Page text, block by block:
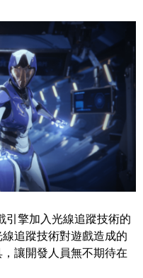
上，所有的公告、展演
情上：光線追蹤是今年
擎加入光線追蹤技術的
追蹤技術對遊戲造成的
讓開發人員無不期待在